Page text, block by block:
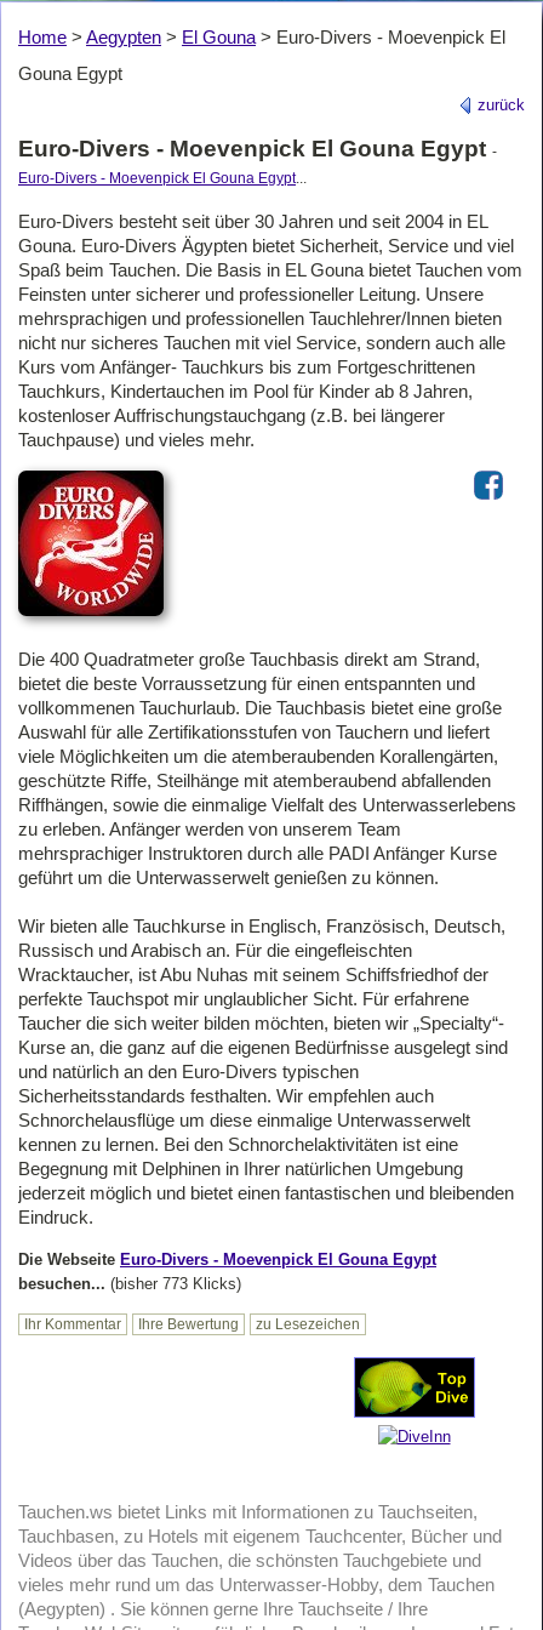
Home > Aegypten > El Gouna > Euro-Divers - Moevenpick El
Gouna Egypt
zurück
Euro-Divers - Moevenpick El Gouna Egypt -
Euro-Divers - Moevenpick El Gouna Egypt...
Euro-Divers besteht seit über 30 Jahren und seit 2004 in EL
Gouna. Euro-Divers Ägypten bietet Sicherheit, Service und viel
Spaß beim Tauchen. Die Basis in EL Gouna bietet Tauchen vom
Feinsten unter sicherer und professioneller Leitung. Unsere
mehrsprachigen und professionellen Tauchlehrer/Innen bieten
nicht nur sicheres Tauchen mit viel Service, sondern auch alle
Kurs vom Anfänger- Tauchkurs bis zum Fortgeschrittenen
Tauchkurs, Kindertauchen im Pool für Kinder ab 8 Jahren,
kostenloser Auffrischungstauchgang (z.B. bei längerer
Tauchpause) und vieles mehr.
Die 400 Quadratmeter große Tauchbasis direkt am Strand,
bietet die beste Vorraussetzung für einen entspannten und
vollkommenen Tauchurlaub. Die Tauchbasis bietet eine große
Auswahl für alle Zertifikationsstufen von Tauchern und liefert
viele Möglichkeiten um die atemberaubenden Korallengärten,
geschützte Riffe, Steilhänge mit atemberaubend abfallenden
Riffhängen, sowie die einmalige Vielfalt des Unterwasserlebens
zu erleben. Anfänger werden von unserem Team
mehrsprachiger Instruktoren durch alle PADI Anfänger Kurse
geführt um die Unterwasserwelt genießen zu können.
Wir bieten alle Tauchkurse in Englisch, Französisch, Deutsch,
Russisch und Arabisch an. Für die eingefleischten
Wracktaucher, ist Abu Nuhas mit seinem Schiffsfriedhof der
perfekte Tauchspot mir unglaublicher Sicht. Für erfahrene
Taucher die sich weiter bilden möchten, bieten wir „Specialty“-
Kurse an, die ganz auf die eigenen Bedürfnisse ausgelegt sind
und natürlich an den Euro-Divers typischen
Sicherheitsstandards festhalten. Wir empfehlen auch
Schnorchelausflüge um diese einmalige Unterwasserwelt
kennen zu lernen. Bei den Schnorchelaktivitäten ist eine
Begegnung mit Delphinen in Ihrer natürlichen Umgebung
jederzeit möglich und bietet einen fantastischen und bleibenden
Eindruck.
Die Webseite Euro-Divers - Moevenpick El Gouna Egypt
besuchen... (bisher 773 Klicks)
Ihr Kommentar Ihre Bewertung zu Lesezeichen
Tauchen.ws bietet Links mit Informationen zu Tauchseiten,
Tauchbasen, zu Hotels mit eigenem Tauchcenter, Bücher und
Videos über das Tauchen, die schönsten Tauchgebiete und
vieles mehr rund um das Unterwasser-Hobby, dem Tauchen
(Aegypten) . Sie können gerne Ihre Tauchseite / Ihre